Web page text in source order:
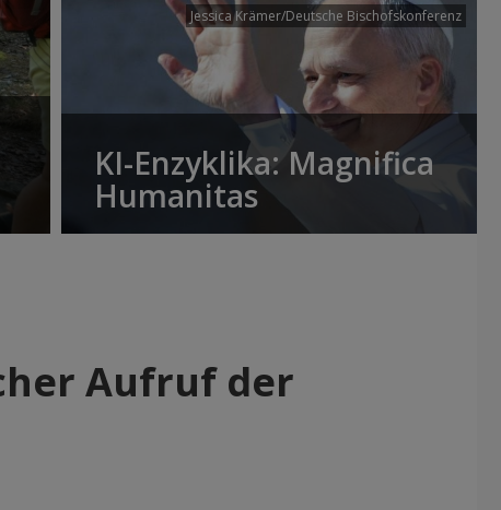
Jessica Krämer/Deutsche Bischofskonferenz
KI-Enzyklika: Magnifica
Humanitas
Aufruf der